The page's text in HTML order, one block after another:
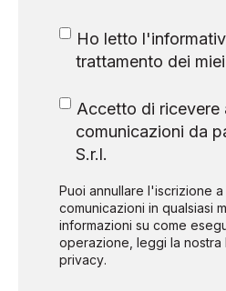
Ho letto
trattamento dei
Accetto di ricevere
comunicazioni da
S.r.l.
Puoi annullare l'iscrizione
comunicazioni in qualsiasi
informazioni su come
operazione, leggi la nostra
privacy.